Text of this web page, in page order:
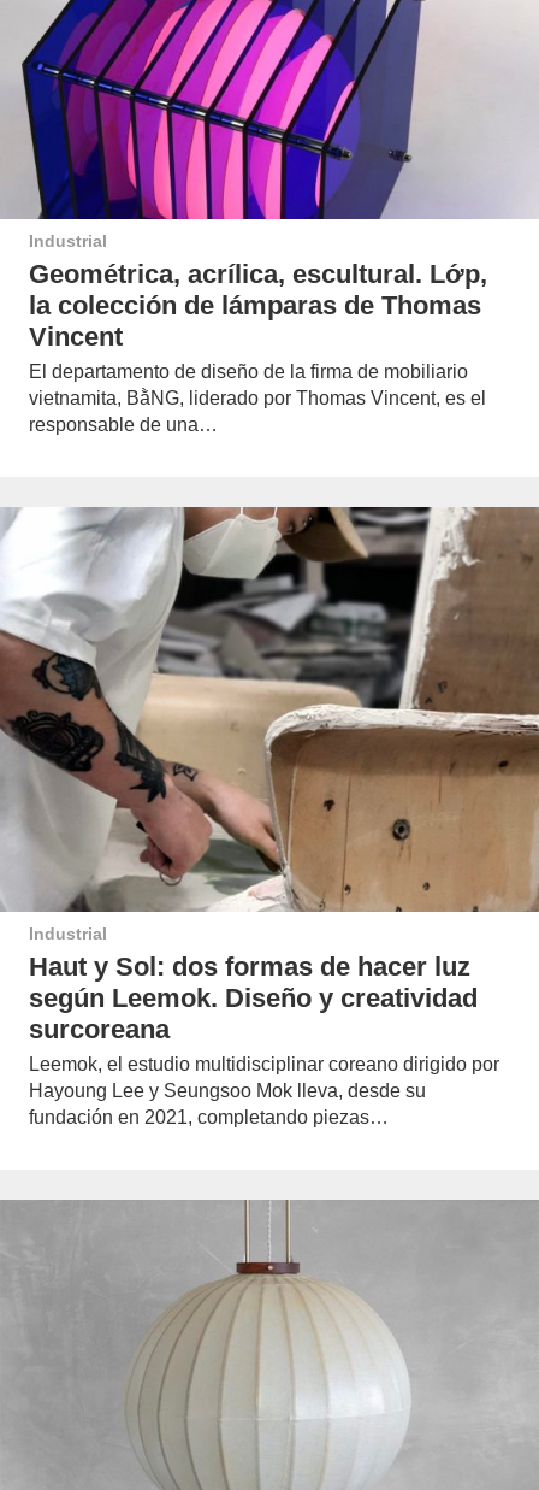
Industrial
Geométrica, acrílica, escultural. Lớp,
la colección de lámparas de Thomas
Vincent
El departamento de diseño de la firma de mobiliario
vietnamita, BằNG, liderado por Thomas Vincent, es el
responsable de una…
Industrial
Haut y Sol: dos formas de hacer luz
según Leemok. Diseño y creatividad
surcoreana
Leemok, el estudio multidisciplinar coreano dirigido por
Hayoung Lee y Seungsoo Mok lleva, desde su
fundación en 2021, completando piezas…